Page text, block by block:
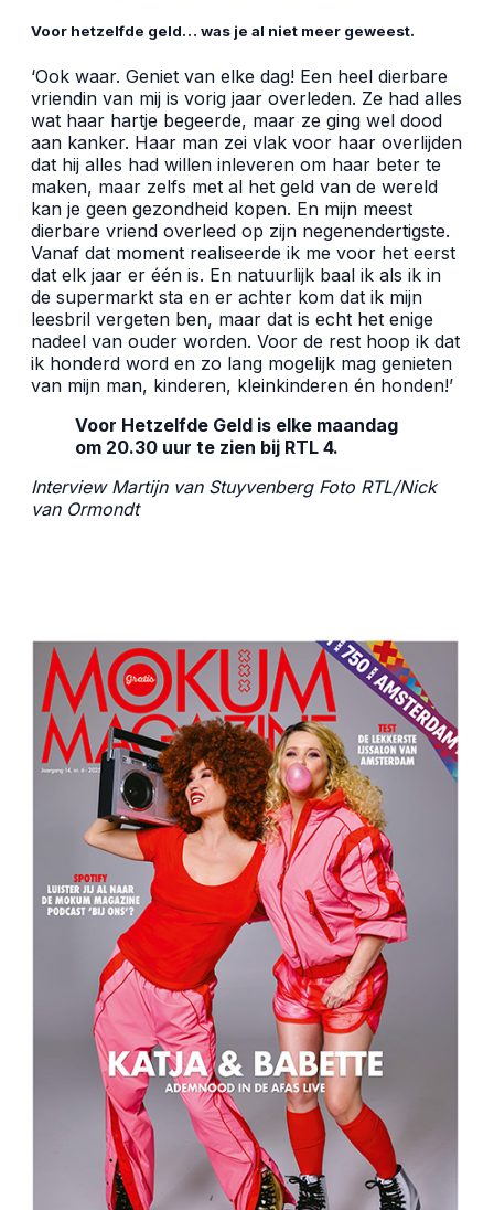
Voor hetzelfde geld… was je al niet meer geweest.
‘Ook waar. Geniet van elke dag! Een heel dierbare
vriendin van mij is vorig jaar overleden. Ze had alles
wat haar hartje begeerde, maar ze ging wel dood
aan kanker. Haar man zei vlak voor haar overlijden
dat hij alles had willen inleveren om haar beter te
maken, maar zelfs met al het geld van de wereld
kan je geen gezondheid kopen. En mijn meest
dierbare vriend overleed op zijn negenendertigste.
Vanaf dat moment realiseerde ik me voor het eerst
dat elk jaar er één is. En natuurlijk baal ik als ik in
de supermarkt sta en er achter kom dat ik mijn
leesbril vergeten ben, maar dat is echt het enige
nadeel van ouder worden. Voor de rest hoop ik dat
ik honderd word en zo lang mogelijk mag genieten
van mijn man, kinderen, kleinkinderen én honden!’
Voor Hetzelfde Geld is elke maandag
om 20.30 uur te zien bij RTL 4.
Interview Martijn van Stuyvenberg Foto RTL/Nick
van Ormondt